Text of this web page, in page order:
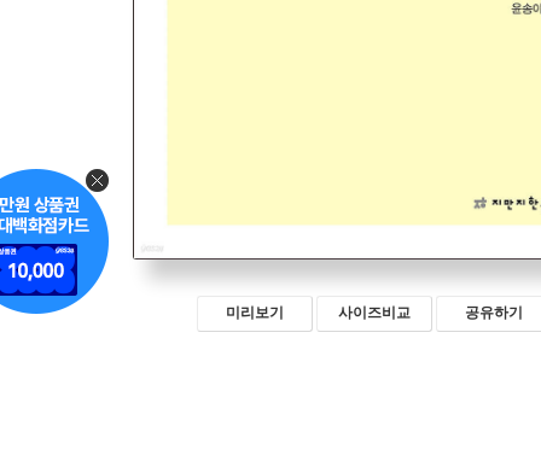
미리보기 사이즈비교 공유하기